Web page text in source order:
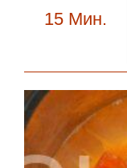
15 Мин.